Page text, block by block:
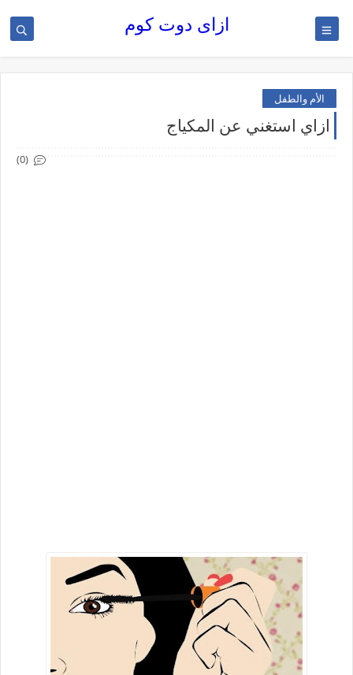
ازاى دوت كوم
الأم والطفل
ازاي استغني عن المكياج
(0)